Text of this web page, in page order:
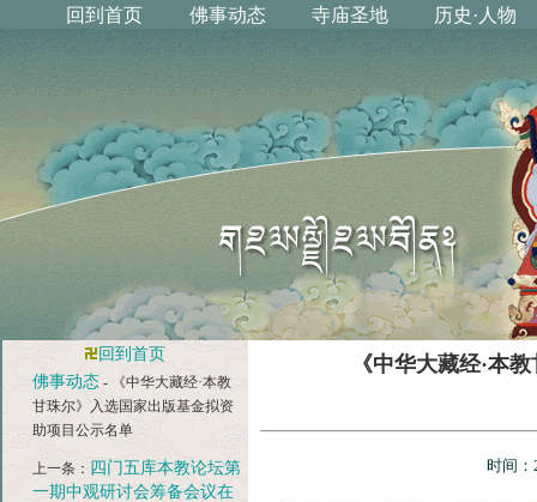
回到首页
佛事动态 - 《中华大藏经·本教
甘珠尔》入选国家出版基金拟资
助项目公示名单
上一条： 四门五库本教论坛第
一期中观研讨会筹备会议在
《中华大藏经·本
时间